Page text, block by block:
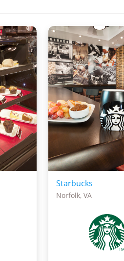
Starbucks
Norfolk, VA